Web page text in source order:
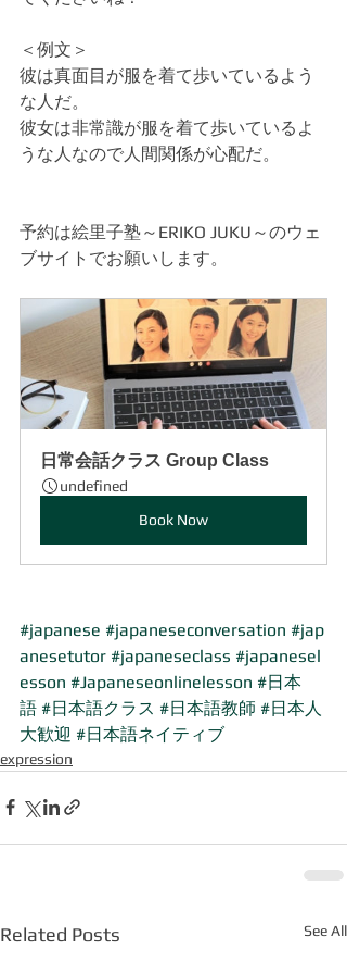
＜例文＞
彼は真面目が服を着て歩いているよう
な人だ。
彼女は非常識が服を着て歩いているよ
うな人なので人間関係が心配だ。
予約は絵里子塾～ERIKO JUKU～のウェ
ブサイトでお願いします。
日常会話クラス Group Class
undefined
Book Now
#japanese #japaneseconversation #jap
anesetutor #japaneseclass #japanesel
esson #Japaneseonlinelesson #日本
語 #日本語クラス #日本語教師 #日本人
大歓迎 #日本語ネイティブ
expression
Related Posts See All